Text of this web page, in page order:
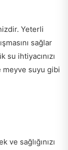
Yeterli
sağlar
su ihtiyacınızı
meyve suyu gibi
sağlığınızı